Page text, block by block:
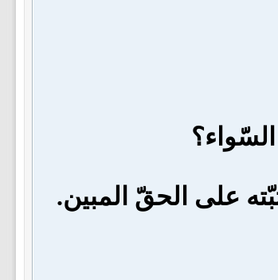
على الحقّ المبين.